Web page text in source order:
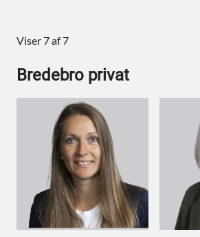
Viser 7 af 7
Bredebro privat